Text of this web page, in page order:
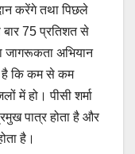
करेंगे तथा पिछले
75 प्रतिशत से
जागरूकता अभियान
है कि कम से कम
में हो। पीसी शर्मा
पात्र होता है और
है।